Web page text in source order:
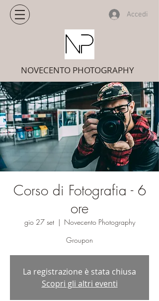
Accedi
NOVECENTO PHOTOGRAPHY
Corso di Fotografia - 6
ore
gio 27 set
  |
Novecento Photography
Groupon
La registrazione è stata chiusa
Scopri gli altri eventi